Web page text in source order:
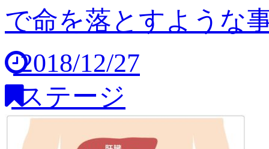
で命を落とすような
2018/12/27
ステージ